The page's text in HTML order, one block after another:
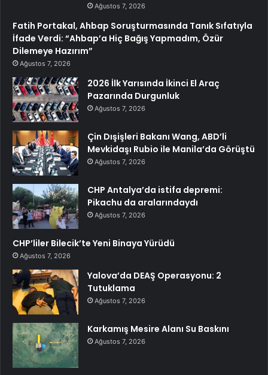
Ağustos 7, 2026
Fatih Portakal, Ahbap Soruşturmasında Tanık Sıfatıyla
İfade Verdi: “Ahbap’a Hiç Bağış Yapmadım, Özür
Dilemeye Hazırım”
Ağustos 7, 2026
2026 İlk Yarısında İkinci El Araç
Pazarında Durgunluk
Ağustos 7, 2026
Çin Dışişleri Bakanı Wang, ABD’li
Mevkidaşı Rubio ile Manila’da Görüştü
Ağustos 7, 2026
CHP Antalya’da istifa depremi:
Pikachu da aralarındaydı
Ağustos 7, 2026
CHP’liler Bilecik’te Yeni Binaya Yürüdü
Ağustos 7, 2026
Yalova’da DEAŞ Operasyonu: 2
Tutuklama
Ağustos 7, 2026
Karkamış Mesire Alanı Su Baskını
Ağustos 7, 2026